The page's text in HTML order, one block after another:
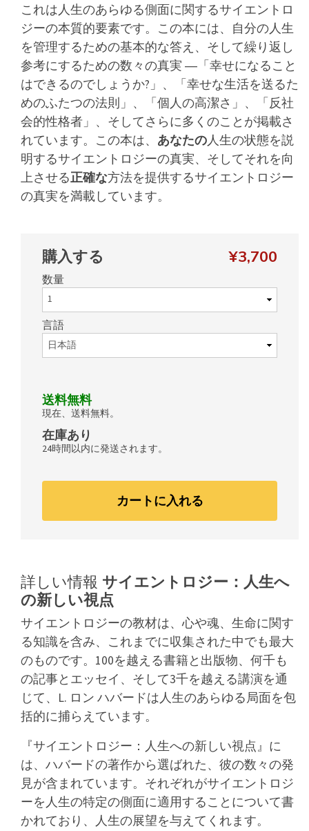
これは人生のあらゆる側面に関するサイエントロ
ジーの本質的要素です。この本には、自分の人生
を管理するための基本的な答え、そして繰り返し
参考にするための数々の真実 ―「幸せになること
はできるのでしょうか?」、「幸せな生活を送るた
めのふたつの法則」、「個人の高潔さ」、「反社
会的性格者」、そしてさらに多くのことが掲載さ
れています。この本は、 あなたの人生の状態を説
明するサイエントロジーの真実、そしてそれを向
上させる正確な方法を提供するサイエントロジー
の真実を満載しています。
購入する ¥3,700
数量
言語
送料無料
現在、送料無料。
在庫あり
24時間以内に発送されます。
カートに入れる
詳しい情報 サイエントロジー：人生へ
の新しい視点
サイエントロジーの教材は、心や魂、生命に関す
る知識を含み、これまでに収集された中でも最大
のものです。100を越える書籍と出版物、何千も
の記事とエッセイ、そして3千を越える講演を通
じて、L. ロン ハバードは人生のあらゆる局面を包
括的に捕らえています。
『サイエントロジー：人生への新しい視点』に
は、ハバードの著作から選ばれた、彼の数々の発
見が含まれています。それぞれがサイエントロジ
ーを人生の特定の側面に適用することについて書
かれており、人生の展望を与えてくれます。